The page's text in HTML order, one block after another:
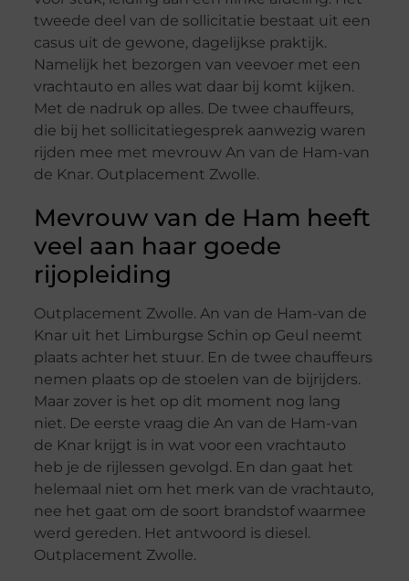
tweede deel van de sollicitatie bestaat uit een
casus uit de gewone, dagelijkse praktijk.
Namelijk het bezorgen van veevoer met een
vrachtauto en alles wat daar bij komt kijken.
Met de nadruk op alles. De twee chauffeurs,
die bij het sollicitatiegesprek aanwezig waren
rijden mee met mevrouw An van de Ham-van
de Knar. Outplacement Zwolle.
Mevrouw van de Ham heeft
veel aan haar goede
rijopleiding
Outplacement Zwolle. An van de Ham-van de
Knar uit het Limburgse Schin op Geul neemt
plaats achter het stuur. En de twee chauffeurs
nemen plaats op de stoelen van de bijrijders.
Maar zover is het op dit moment nog lang
niet. De eerste vraag die An van de Ham-van
de Knar krijgt is in wat voor een vrachtauto
heb je de rijlessen gevolgd. En dan gaat het
helemaal niet om het merk van de vrachtauto,
nee het gaat om de soort brandstof waarmee
werd gereden. Het antwoord is diesel.
Outplacement Zwolle.